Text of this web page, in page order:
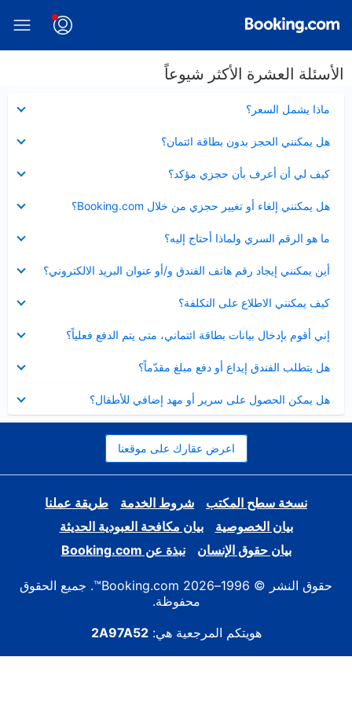
الأسئلة العشرة الأكثر شيوعاً
ماذا يشمل السعر؟
مصغر
هل يمكنني الحجز بدون بطاقة ائتمان؟
مصغر
كيف لي أن أعرف بأن حجزي مؤكد؟
مصغر
هل يمكنني إلغاء أو تغيير حجزي من خلال Booking.com؟
مصغر
ما هو الرقم السري ولماذا أحتاج إليه؟
مصغر
أين يمكنني إيجاد رقم هاتف الفندق و/أو عنوان البريد الالكتروني؟
عرض
مصغر
كيف يمكنني الاطلاع على التكلفة؟
مصغر
إني أقوم بإدخال بيانات بطاقة ائتماني، متى يتم الدفع فعلياً؟
مصغر
هل يتطلب الفندق إيداع أو دفع مبلغ مقدّماً؟
مصغر
هل يمكن الحصول على سرير أو مهد إضافي للأطفال؟
مصغر
اعرض عقارك على موقعنا
نسخة سطح المكتب شروط الخدمة
طريقة عملنا
بيان الخصوصية
بيان مكافحة العبودية الحديثة
بيان حقوق الإنسان
نبذة عن Booking.com
حقوق النشر © 1996–2026 Booking.com™. جميع الحقوق
محفوظة.
هويتكم المرجعية هي:2A97A52